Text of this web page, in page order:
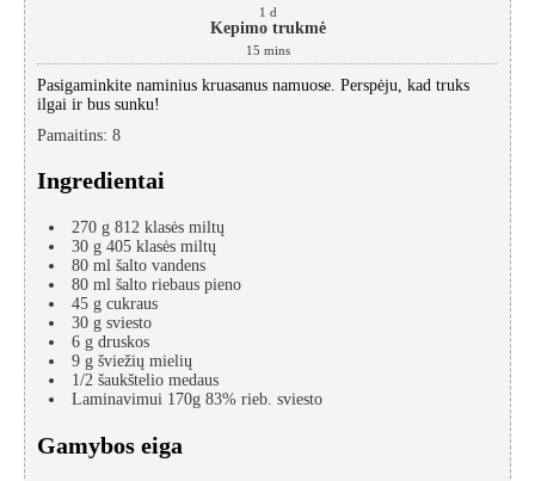
1 d
Kepimo trukmė
15 mins
Pasigaminkite naminius kruasanus namuose. Perspėju, kad truks
ilgai ir bus sunku!
Pamaitins: 8
Ingredientai
270 g 812 klasės miltų
30 g 405 klasės miltų
80 ml šalto vandens
80 ml šalto riebaus pieno
45 g cukraus
30 g sviesto
6 g druskos
9 g šviežių mielių
1/2 šaukštelio medaus
Laminavimui 170g 83% rieb. sviesto
Gamybos eiga